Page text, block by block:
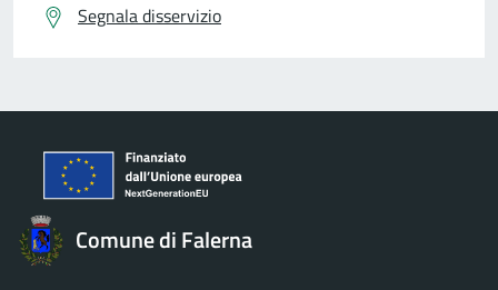
Segnala disservizio
Comune di Falerna